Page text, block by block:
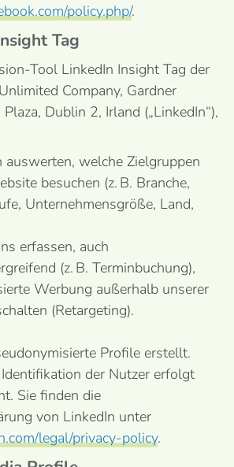
policy.php/.
Tag
Tool LinkedIn Insight Tag der
Company, Gardner
Dublin 2, Irland („LinkedIn“),
auswerten, welche Zielgruppen
besuchen (z. B. Branche,
Unternehmensgröße, Land,
erfassen, auch
(z. B. Terminbuchung),
Werbung außerhalb unserer
(Retargeting).
Profile erstellt.
der Nutzer erfolgt
Sie finden die
von LinkedIn unter
legal/privacy-policy.